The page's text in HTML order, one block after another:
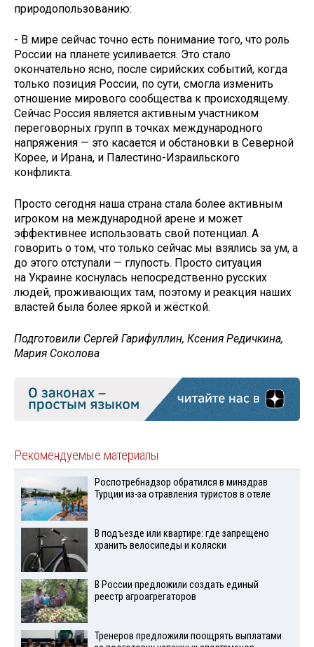
природопользованию:
- В мире сейчас точно есть понимание того, что роль
России на планете усиливается. Это стало
окончательно ясно, после сирийских событий, когда
только позиция России, по сути, смогла изменить
отношение мирового сообщества к происходящему.
Сейчас Россия является активным участником
переговорных групп в точках международного
напряжения — это касается и обстановки в Северной
Корее, и Ирана, и Палестино-Израильского
конфликта.
Просто сегодня наша страна стала более активным
игроком на международной арене и может
эффективнее использовать свой потенциал. А
говорить о том, что только сейчас мы взялись за ум, а
до этого отступали — глупость. Просто ситуация
на Украине коснулась непосредственно русских
людей, проживающих там, поэтому и реакция наших
властей была более яркой и жёсткой.
Подготовили Сергей Гарифуллин, Ксения Редичкина,
Мария Соколова
Рекомендуемые материалы
Роспотребнадзор обратился в минздрав
Турции из-за отравления туристов в отеле
В подъезде или квартире: где запрещено
хранить велосипеды и коляски
В России предложили создать единый
реестр агроагрегаторов
Тренеров предложили поощрять выплатами